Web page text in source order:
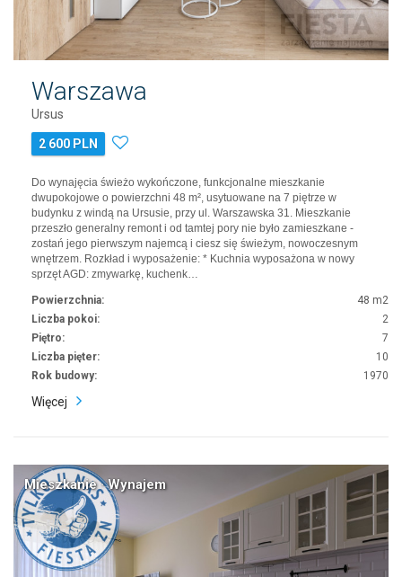
Warszawa
Ursus
2 600 PLN
Do wynajęcia świeżo wykończone, funkcjonalne mieszkanie
dwupokojowe o powierzchni 48 m², usytuowane na 7 piętrze w
budynku z windą na Ursusie, przy ul. Warszawska 31. Mieszkanie
przeszło generalny remont i od tamtej pory nie było zamieszkane -
zostań jego pierwszym najemcą i ciesz się świeżym, nowoczesnym
wnętrzem. Rozkład i wyposażenie: * Kuchnia wyposażona w nowy
sprzęt AGD: zmywarkę, kuchenk…
Powierzchnia:
48 m2
Liczba pokoi:
2
Piętro:
7
Liczba pięter:
10
Rok budowy:
1970
Więcej
Mieszkanie · Wynajem